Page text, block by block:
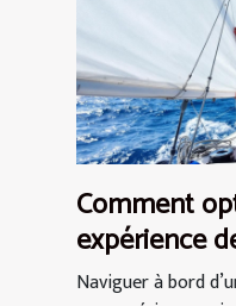
Comment
expérience
d'une
Naviguer à bord